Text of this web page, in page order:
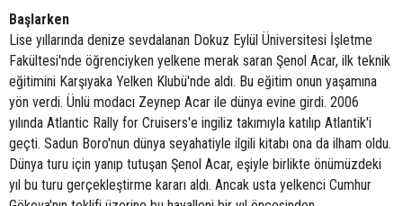
Başlarken
Lise yıllarında denize sevdalanan Dokuz Eylül Üniversitesi İşletme
Fakültesi'nde öğrenciyken yelkene merak saran Şenol Acar, ilk teknik
eğitimini Karşıyaka Yelken Klubü'nde aldı. Bu eğitim onun yaşamına
yön verdi. Ünlü modacı Zeynep Acar ile dünya evine girdi. 2006
yılında Atlantic Rally for Cruisers'e ingiliz takımıyla katılıp Atlantik'i
geçti. Sadun Boro'nun dünya seyahatiyle ilgili kitabı ona da ilham oldu.
Dünya turu için yanıp tutuşan Şenol Acar, eşiyle birlikte önümüzdeki
yıl bu turu gerçekleştirme kararı aldı. Ancak usta yelkenci Cumhur